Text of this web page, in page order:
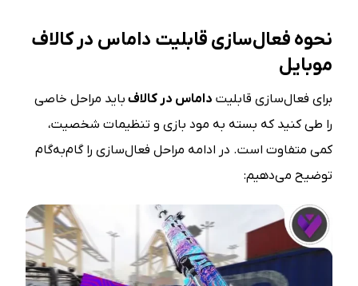
نحوه فعال‌سازی قابلیت داماس در کالاف
موبایل
برای فعال‌سازی قابلیت داماس در کالاف باید مراحل خاصی
را طی کنید که بسته به مود بازی و تنظیمات شخصیت،
کمی متفاوت است. در ادامه مراحل فعال‌سازی را گام‌به‌گام
توضیح می‌دهیم: